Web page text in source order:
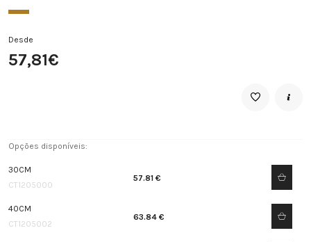
Desde
57,81€
Opções disponíveis:
30CM
CT1205000
57.81 €
40CM
CT1205002
63.84 €